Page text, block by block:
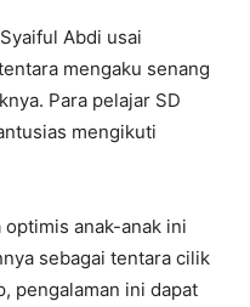
Abdi usai
mengaku senang
Para pelajar SD
mengikuti
anak-anak ini
sebagai tentara cilik
pengalaman ini dapat